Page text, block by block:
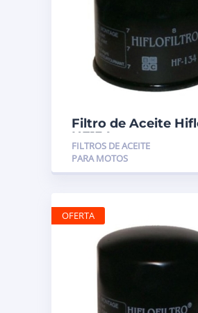
Filtro de Aceite
HF134
FILTROS DE ACEITE
PARA MOTOS
OFERTA